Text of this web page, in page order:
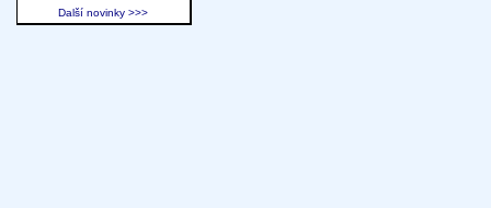
Další novinky >>>